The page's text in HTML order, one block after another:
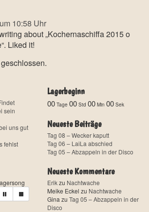
10:58 Uhr
about „Kochernaschiffa 2015 o
Liked it!
sein
uns gut
fehlst
Lagerbeginn
00 Tage 00 Std 00 Min 00 Sek
Neueste Beiträge
Tag 08 – Wecker kaputt
Tag 06 – LaiLa abschied
Tag 05 – Abzappeln in der Disco
Neueste Kommentare
Erikzu Nachtwache
Meike Eckel zu Nachtwache
Gina zu Tag 05 – Abzappeln in der
Disco